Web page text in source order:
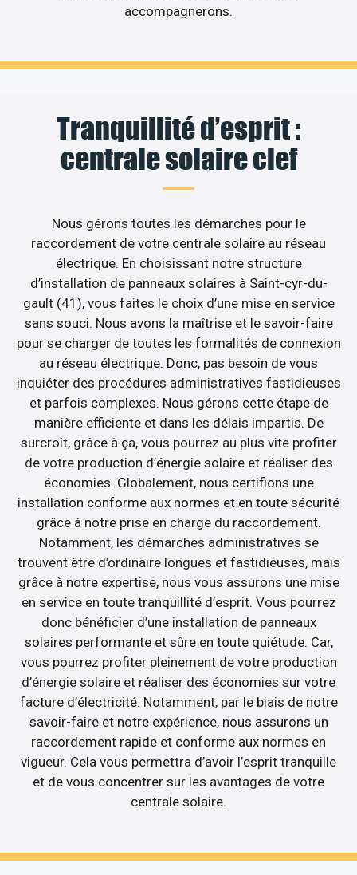
accompagnerons.
Tranquillité d’esprit :
centrale solaire clef
Nous gérons toutes les démarches pour le
raccordement de votre centrale solaire au réseau
électrique. En choisissant notre structure
d’installation de panneaux solaires à Saint-cyr-du-
gault (41), vous faites le choix d’une mise en service
sans souci. Nous avons la maîtrise et le savoir-faire
pour se charger de toutes les formalités de connexion
au réseau électrique. Donc, pas besoin de vous
inquiéter des procédures administratives fastidieuses
et parfois complexes. Nous gérons cette étape de
manière efficiente et dans les délais impartis. De
surcroît, grâce à ça, vous pourrez au plus vite profiter
de votre production d’énergie solaire et réaliser des
économies. Globalement, nous certifions une
installation conforme aux normes et en toute sécurité
grâce à notre prise en charge du raccordement.
Notamment, les démarches administratives se
trouvent être d’ordinaire longues et fastidieuses, mais
grâce à notre expertise, nous vous assurons une mise
en service en toute tranquillité d’esprit. Vous pourrez
donc bénéficier d’une installation de panneaux
solaires performante et sûre en toute quiétude. Car,
vous pourrez profiter pleinement de votre production
d’énergie solaire et réaliser des économies sur votre
facture d’électricité. Notamment, par le biais de notre
savoir-faire et notre expérience, nous assurons un
raccordement rapide et conforme aux normes en
vigueur. Cela vous permettra d’avoir l’esprit tranquille
et de vous concentrer sur les avantages de votre
centrale solaire.